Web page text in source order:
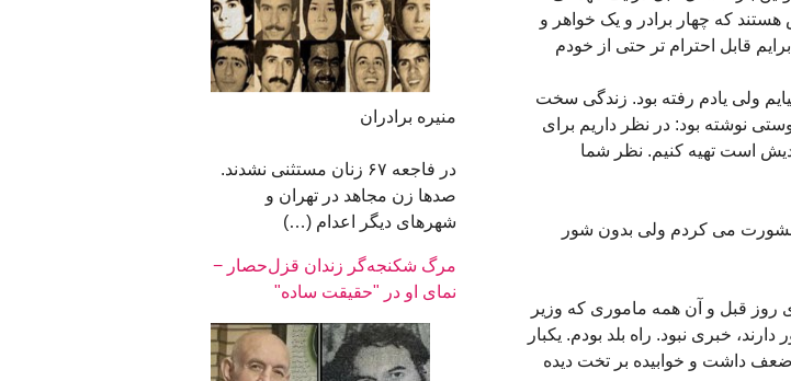
که چهار برادر و یک خواهر و
اند. ناخودآگاه او برایم قابل احترام تر حتی از خودم
ولی یادم رفته بود. زندگی سخت
نوشته بود: در نظر داریم برای
است تهیه کنیم. نظر شما
مشورت می کردم ولی بدون شور
روز قبل و آن همه ماموری که وزیر
خبری نبود. راه بلد بودم. یکبار
داشت و خوابیده بر تخت دیده
منیره برادران
در فاجعه ۶۷ زنان مستثنی نشدند.
صدها زن مجاهد در تهران و
شهرهای دیگر اعدام (…)
مرگ شکنجه‌گر زندان قزل‌حصار −
نمای او در "حقیقت‌ ساده"